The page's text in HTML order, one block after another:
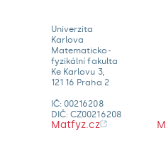
Univerzita
Karlova
Matematicko-
fyzikální fakulta
Ke Karlovu 3,
121 16 Praha 2
IČ: 00216208
DIČ: CZ00216208
Matfyz.cz